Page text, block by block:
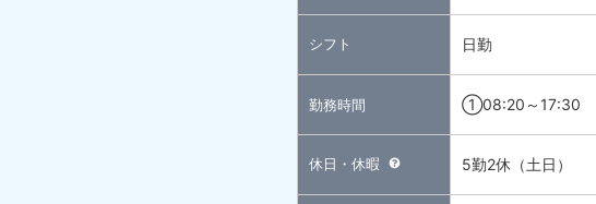
シフト 日勤
勤務時間 ①08:20～17:30
休日・休暇 5勤2休（土日）